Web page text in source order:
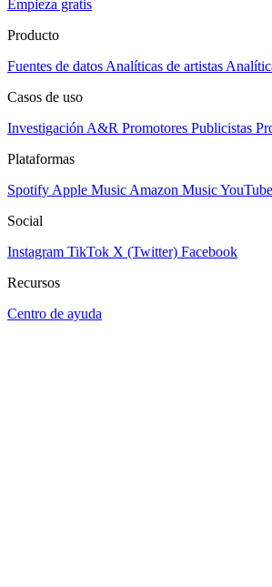
Empieza gratis
Producto
Fuentes de datos Analíticas de artistas
Casos de uso
Investigación A&R Promotores Publicistas
Plataformas
Spotify Apple Music Amazon MusicYouTube
Social
Instagram TikTok X (Twitter) Facebook
Recursos
Centro de ayuda